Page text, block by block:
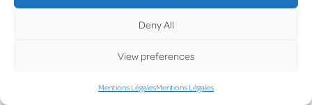
Deny All
View preferences
Mentions LégalesMentions Légales